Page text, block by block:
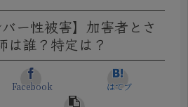
バー性被害】加害者とさ
は誰？特定は？
Facebook はてブ